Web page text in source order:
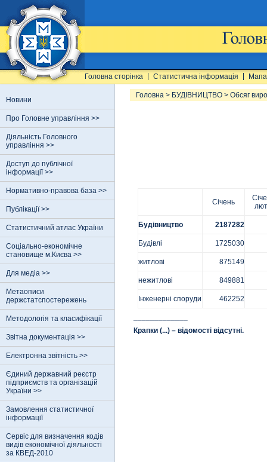
Головна сторінка Статистична інформація
Новини
Про Головне управління >>
Діяльність Головного
управління >>
Доступ до публічної
інформації >>
Нормативно-правова база >>
Публікації >>
Статистичний атлас України
Соціально-економічне
становище м.Києва >>
Для медіа >>
Метаописи
держстатспостережень
Методологія та класифікації
Звітна документація >>
Електронна звітність >>
Єдиний державний реєстр
пiдприємств та органiзацiй
України >>
Замовлення статистичної
інформації
Сервіс для визначення кодів
видів економічної діяльності
за КВЕД-2010
Головна > БУДІВНИЦТВО > Обсяг
Січень
Будівництво 2187282
Будівлі 1725030
житлові 875149
нежитлові 849881
Інженерні споруди 462252
Крапки (...) – відомості відсутні.